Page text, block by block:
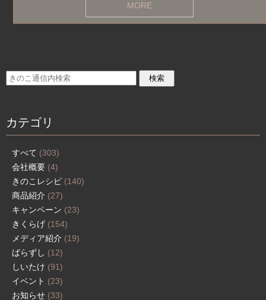
MORE
カテゴリ
すべて (303)
会社概要 (4)
きのこレシピ (140)
商品紹介 (27)
キャンペーン (23)
きくらげ (154)
メディア紹介 (19)
ばらずし (12)
しいたけ (91)
イベント (23)
お知らせ (33)